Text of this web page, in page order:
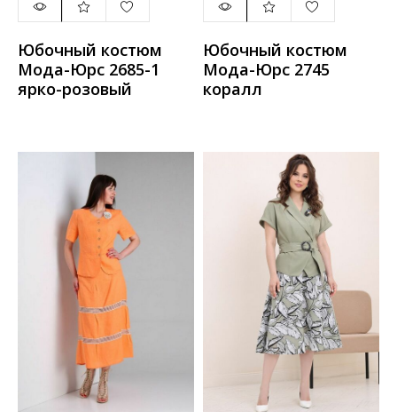
Юбочный костюм
Мода-Юрс 2685-1
ярко-розовый
Юбочный костюм
Мода-Юрс 2745
коралл